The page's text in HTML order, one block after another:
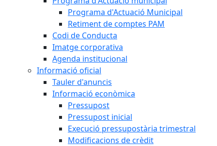
Programa d'Actuació Municipal
Retiment de comptes PAM
Codi de Conducta
Imatge corporativa
Agenda institucional
Informació oficial
Tauler d'anuncis
Informació econòmica
Pressupost
Pressupost inicial
Execució pressupostària trimestral
Modificacions de crèdit